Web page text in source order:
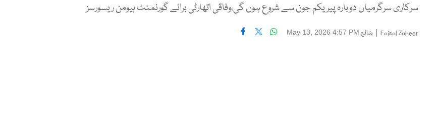
سرکاری سرگرمیاں دوبارہ پیر یکم جون سے شروع ہوں گی،وفاقی اتھارٹی برائے گورنمنٹ ہیومن ریسورسز
Faisal Zaheer
| شائع May 13, 2026 4:57 PM